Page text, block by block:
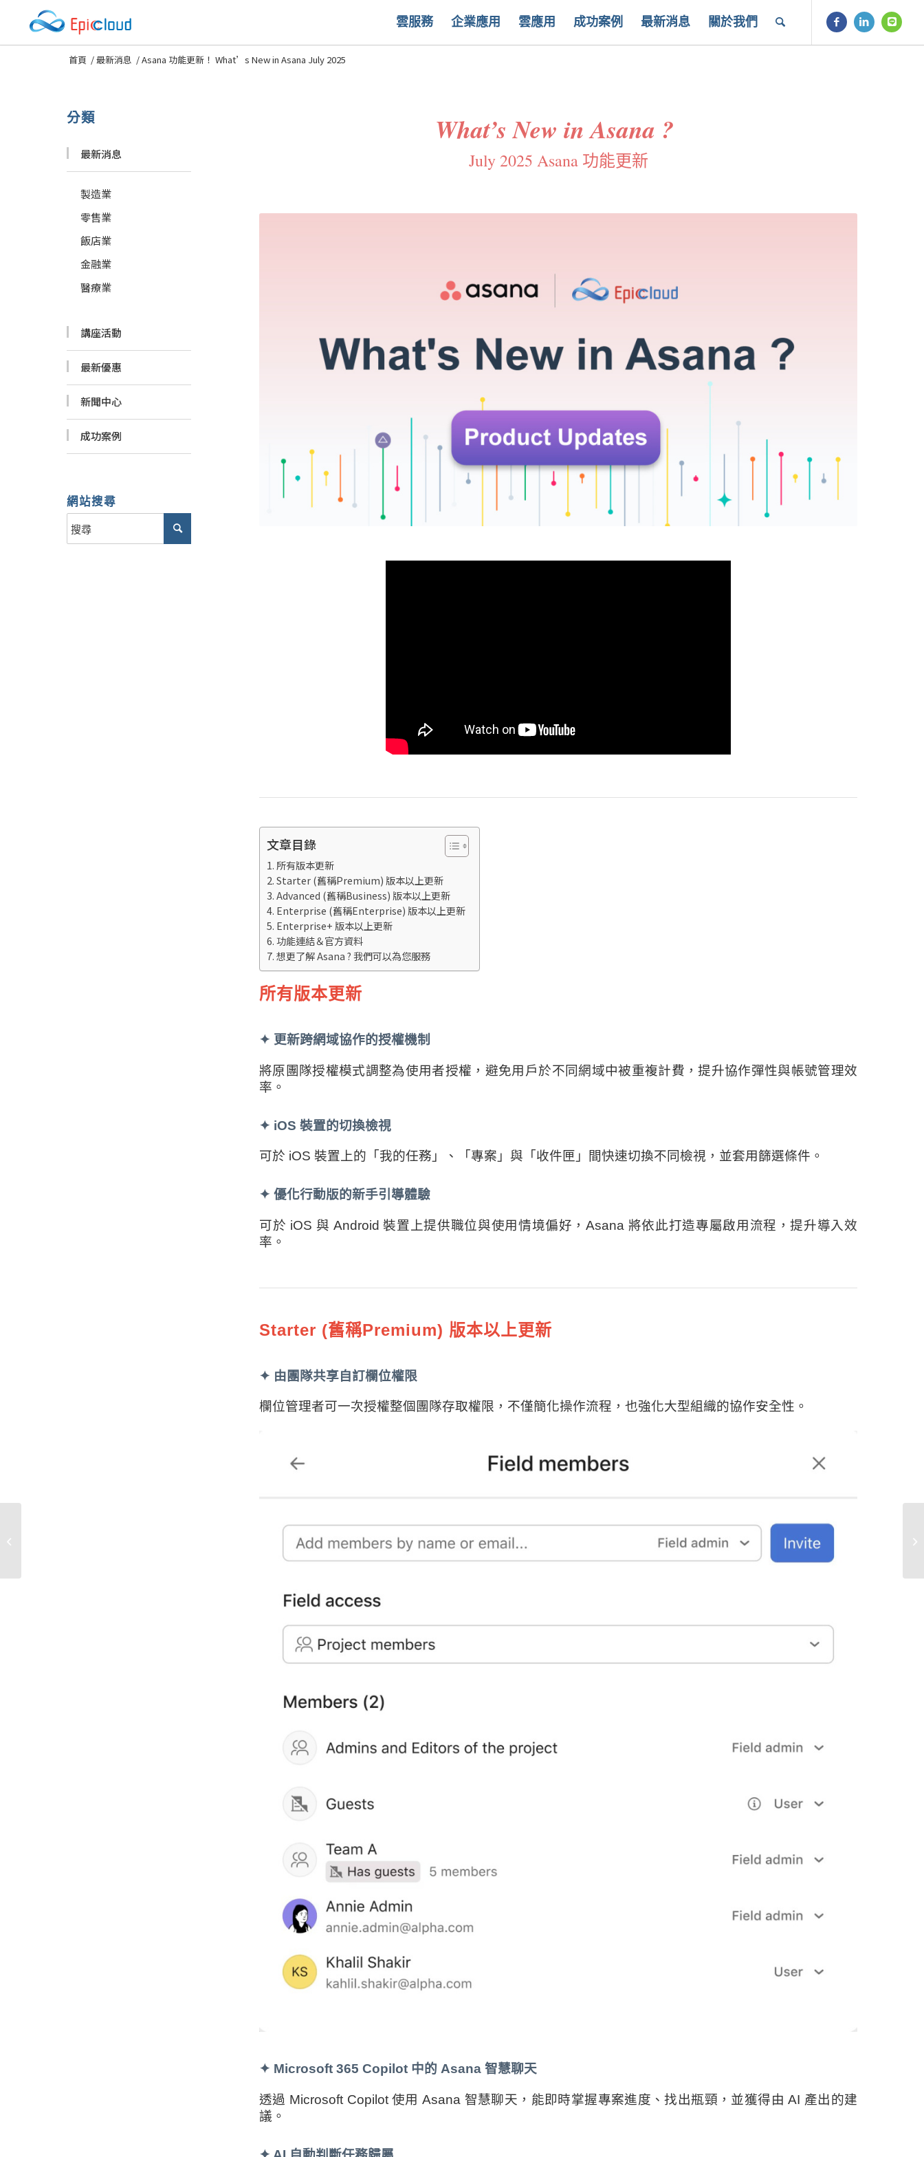
雲服務 企業應用 雲應用 成功案例 最新消息 關於我們
首頁 /最新消息 /Asana 功能更新！ What’s New in Asana July 2025
What’s New in Asana ?
July 2025 Asana 功能更新
文章目錄
所有版本更新
Starter (舊稱Premium) 版本以上更新
Advanced (舊稱Business) 版本以上更新
Enterprise (舊稱Enterprise) 版本以上更新
Enterprise+ 版本以上更新
功能連結＆官方資料
想更了解 Asana ? 我們可以為您服務
所有版本更新
✦ 更新跨網域協作的授權機制
將原團隊授權模式調整為使用者授權，避免用戶於不同網域中被重複計費，提升協作彈性與帳號管理效
率。
✦ iOS 裝置的切換檢視
可於 iOS 裝置上的「我的任務」、「專案」與「收件匣」間快速切換不同檢視，並套用篩選條件。
✦ 優化行動版的新手引導體驗
可於 iOS 與 Android 裝置上提供職位與使用情境偏好，Asana 將依此打造專屬啟用流程，提升導入效
率。
Starter (舊稱Premium) 版本以上更新
✦ 由團隊共享自訂欄位權限
欄位管理者可一次授權整個團隊存取權限，不僅簡化操作流程，也強化大型組織的協作安全性。
✦ Microsoft 365 Copilot 中的 Asana 智慧聊天
透過 Microsoft Copilot 使用 Asana 智慧聊天，能即時掌握專案進度、找出瓶頸，並獲得由 AI 產出的建
議。
分類
最新消息
製造業
零售業
飯店業
金融業
醫療業
講座活動
最新優惠
新聞中心
成功案例
網站搜尋